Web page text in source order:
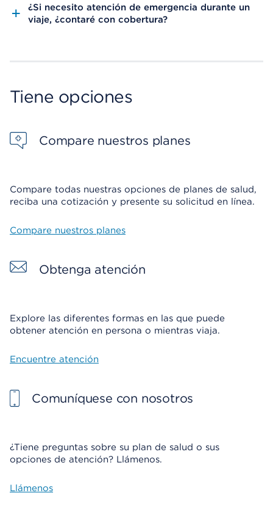
¿Si necesito atención de emergencia durante un
viaje, ¿contaré con cobertura?
Tiene opciones
Compare nuestros planes
Compare todas nuestras opciones de planes de salud,
reciba una cotización y presente su solicitud en línea.
Compare nuestros planes
Obtenga atención
Explore las diferentes formas en las que puede
obtener atención en persona o mientras viaja.
Encuentre atención
Comuníquese con nosotros
¿Tiene preguntas sobre su plan de salud o sus
opciones de atención? Llámenos.
Llámenos